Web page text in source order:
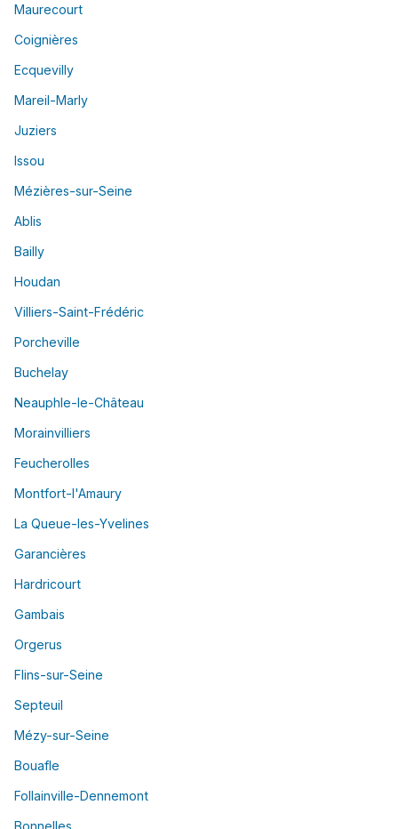
Maurecourt
Coignières
Ecquevilly
Mareil-Marly
Juziers
Issou
Mézières-sur-Seine
Ablis
Bailly
Houdan
Villiers-Saint-Frédéric
Porcheville
Buchelay
Neauphle-le-Château
Morainvilliers
Feucherolles
Montfort-l'Amaury
La Queue-les-Yvelines
Garancières
Hardricourt
Gambais
Orgerus
Flins-sur-Seine
Septeuil
Mézy-sur-Seine
Bouafle
Follainville-Dennemont
Bonnelles